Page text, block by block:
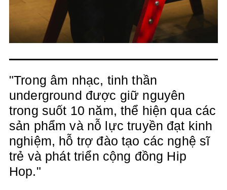
"Trong âm nhạc, tinh thần
underground được giữ nguyên
trong suốt 10 năm, thể hiện qua các
sản phẩm và nỗ lực truyền đạt kinh
nghiệm, hỗ trợ đào tạo các nghệ sĩ
trẻ và phát triển cộng đồng Hip
Hop."